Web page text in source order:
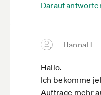
Darauf
HannaH
Hallo.
Ich bekomme
Aufträge mehr